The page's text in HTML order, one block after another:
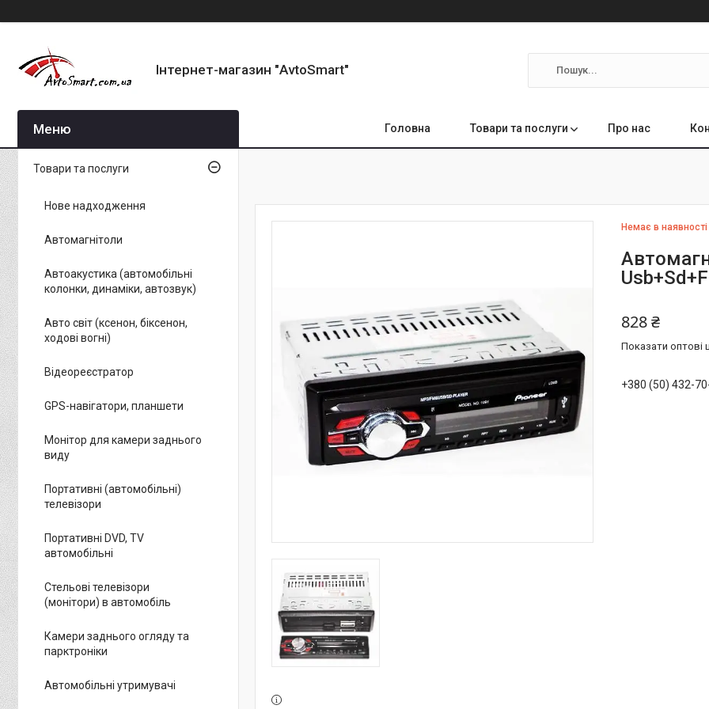
Інтернет-магазин "AvtoSmart"
Головна Товари та послуги Про нас
Немає в наявності
828 ₴
Показати оптові
+380 (50) 432-
Товари та послуги
Нове надходження
Автомагнітоли
Автоакустика (автомобільні
колонки, динаміки, автозвук)
Авто світ (ксенон, біксенон,
ходові вогні)
Відеореєстратор
GPS-навігатори, планшети
Монітор для камери заднього
виду
Портативні (автомобільні)
телевізори
Портативні DVD, TV
автомобільні
Стельові телевізори
(монітори) в автомобіль
Камери заднього огляду та
парктроніки
Автомобільні утримувачі